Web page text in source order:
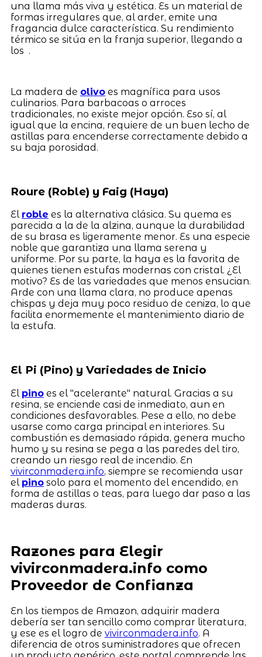
una llama más viva y estética. Es un material de
formas irregulares que, al arder, emite una
fragancia dulce característica. Su rendimiento
térmico se sitúa en la franja superior, llegando a
los .
La madera de olivoes magnífica para usos
culinarios. Para barbacoas o arroces
tradicionales, no existe mejor opción. Eso sí, al
igual que la encina, requiere de un buen lecho de
astillas para encenderse correctamente debido a
su baja porosidad.
Roure (Roble) y Faig (Haya)
El roble es la alternativa clásica. Su quema es
parecida a la de la alzina, aunque la durabilidad
de su brasa es ligeramente menor. Es una especie
noble que garantiza una llama serena y
uniforme. Por su parte, la haya es la favorita de
quienes tienen estufas modernas con cristal. ¿El
motivo? Es de las variedades que menos ensucian.
Arde con una llama clara, no produce apenas
chispas y deja muy poco residuo de ceniza, lo que
facilita enormemente el mantenimiento diario de
la estufa.
El Pi (Pino) y Variedades de Inicio
El pinoes el "acelerante" natural. Gracias a su
resina, se enciende casi de inmediato, aun en
condiciones desfavorables. Pese a ello, no debe
usarse como carga principal en interiores. Su
combustión es demasiado rápida, genera mucho
humo y su resina se pega a las paredes del tiro,
creando un riesgo real de incendio. En
vivirconmadera.info, siempre se recomienda usar
el pinosolo para el momento del encendido, en
forma de astillas o teas, para luego dar paso a las
maderas duras.
Razones para Elegir
vivirconmadera.info como
Proveedor de Confianza
En los tiempos de Amazon, adquirir madera
debería ser tan sencillo como comprar literatura,
y ese es el logro de vivirconmadera.info. A
diferencia de otros suministradores que ofrecen